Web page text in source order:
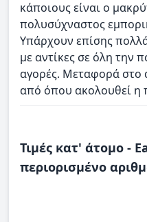
κάποιους είναι ο
πολυσύχναστος
Υπάρχουν επίσης
με αντίκες σε όλη την
αγορές. Μεταφορά στο
από όπου ακολουθεί η
Τιμές κατ' άτομο -
περιορισμένο